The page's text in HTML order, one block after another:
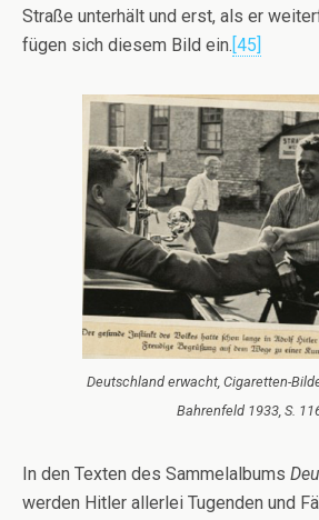
Straße unterhält und erst, als er
fügen sich diesem Bild ein. [45]
Deutschland erwacht, Cigaretten-
Bahrenfeld 1933, S.
In den Texten des Sammelalbums
werden Hitler allerlei Tugenden und